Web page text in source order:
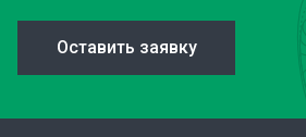
Оставить заявку